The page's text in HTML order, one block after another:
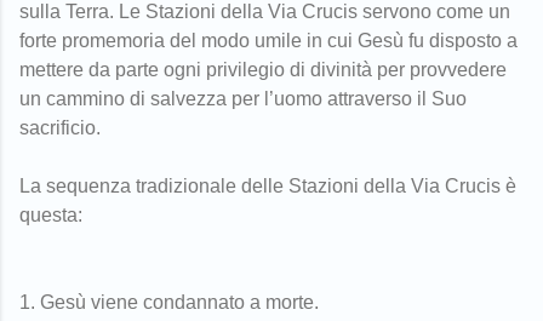
sulla Terra. Le Stazioni della Via Crucis servono come un
forte promemoria del modo umile in cui Gesù fu disposto a
mettere da parte ogni privilegio di divinità per provvedere
un cammino di salvezza per l’uomo attraverso il Suo
sacrificio.
La sequenza tradizionale delle Stazioni della Via Crucis è
questa:
1. Gesù viene condannato a morte.